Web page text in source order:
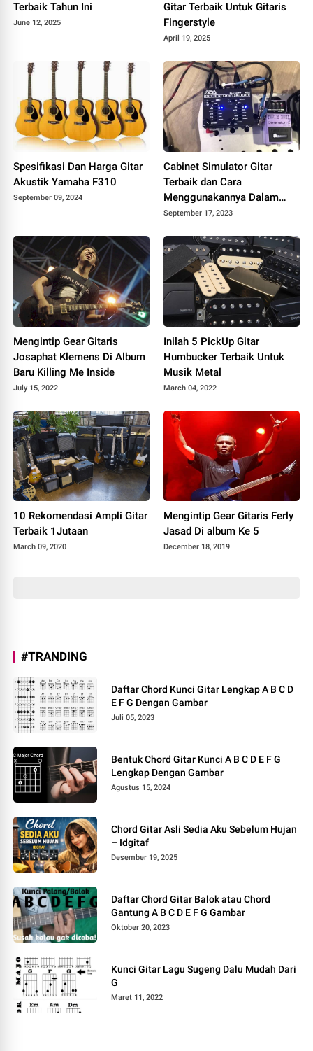
Terbaik Tahun Ini
June 12, 2025
Gitar Terbaik Untuk Gitaris
Fingerstyle
April 19, 2025
Spesifikasi Dan Harga Gitar
Akustik Yamaha F310
September 09, 2024
Cabinet Simulator Gitar
Terbaik dan Cara
Menggunakannya Dalam
Recording
September 17, 2023
Mengintip Gear Gitaris
Josaphat Klemens Di Album
Baru Killing Me Inside
July 15, 2022
Inilah 5 PickUp Gitar
Humbucker Terbaik Untuk
Musik Metal
March 04, 2022
10 Rekomendasi Ampli Gitar
Terbaik 1Jutaan
March 09, 2020
Mengintip Gear Gitaris Ferly
Jasad Di album Ke 5
December 18, 2019
#TRANDING
Daftar Chord Kunci Gitar Lengkap A B C D
E F G Dengan Gambar
Juli 05, 2023
Bentuk Chord Gitar Kunci A B C D E F G
Lengkap Dengan Gambar
Agustus 15, 2024
Chord Gitar Asli Sedia Aku Sebelum Hujan
– Idgitaf
Desember 19, 2025
Daftar Chord Gitar Balok atau Chord
Gantung A B C D E F G Gambar
Oktober 20, 2023
Kunci Gitar Lagu Sugeng Dalu Mudah Dari
G
Maret 11, 2022